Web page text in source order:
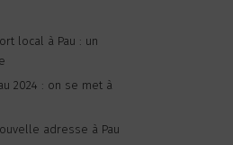
local à Pau : un
2024 : on se met à
adresse à Pau